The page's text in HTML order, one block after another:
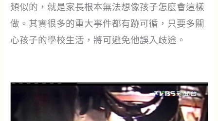
類似的，就是家長根本無法想像孩子怎麼會這樣
做。其實很多的重大事件都有跡可循，只要多關
心孩子的學校生活，將可避免他誤入歧途。